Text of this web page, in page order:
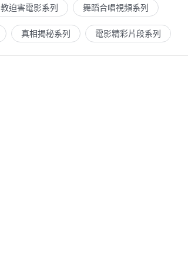
迫害電影系列 舞蹈合唱視頻系列
真相揭秘系列 電影精彩片段系列